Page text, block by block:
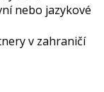
nebo jazykové
v zahraničí